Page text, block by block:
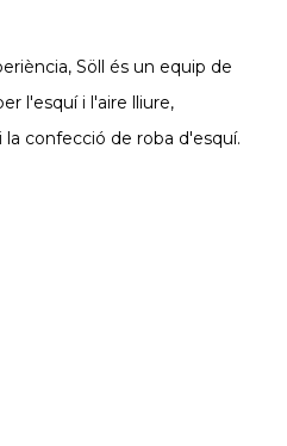
Söll és un equip de
l'esquí i l'aire lliure,
confecció de roba d'esquí.